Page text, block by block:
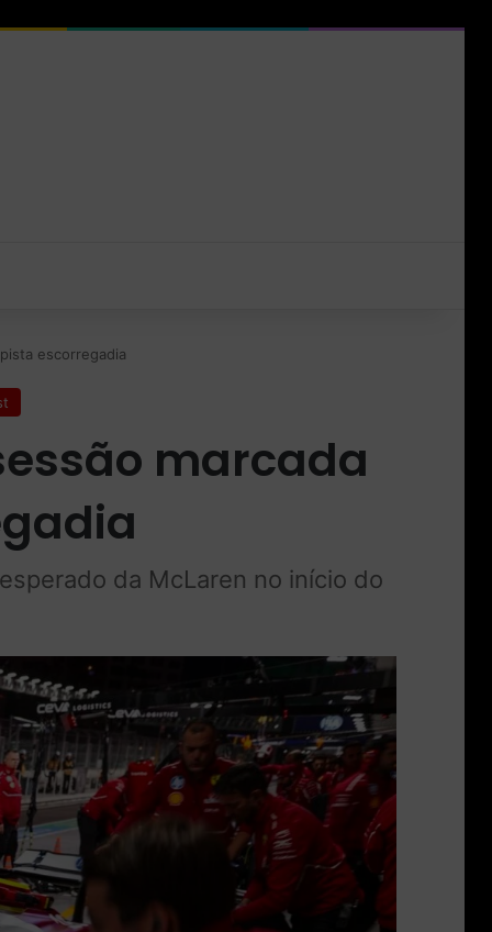
escorregadia
marcada
da McLaren no início do